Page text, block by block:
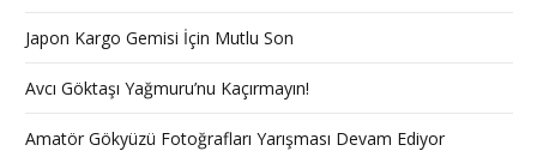
Japon Kargo Gemisi İçin Mutlu Son
Avcı Göktaşı Yağmuru’nu Kaçırmayın!
Amatör Gökyüzü Fotoğrafları Yarışması Devam Ediyor